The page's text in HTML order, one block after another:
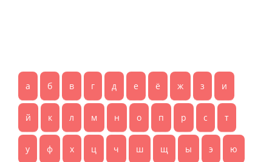
а б в г д е ё ж з и
й к л м н о п р с т
у ф х ц ч ш щ ы э ю